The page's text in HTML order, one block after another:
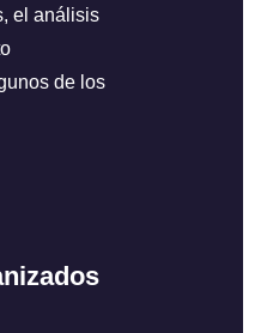
el análisis
de los
queremos
llamados